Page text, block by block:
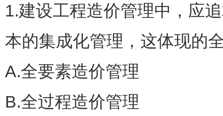
1.建设工程造价管理中，应
本的集成化管理，这体现的
A.全要素造价管理
B.全过程造价管理